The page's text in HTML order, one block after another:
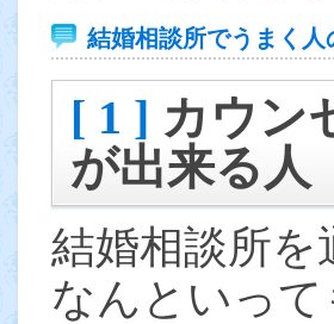
結婚相談所でうまく人
[ 1 ] カウン
が出来る人
結婚相談所
なんといっ